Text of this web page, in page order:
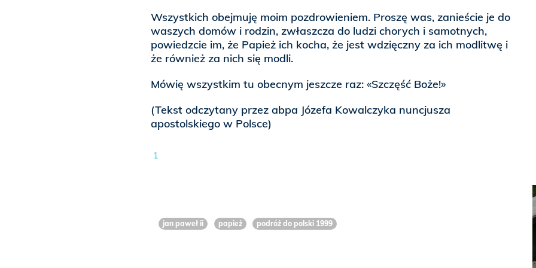
Wszystkich obejmuję moim pozdrowieniem. Proszę was, zanieście je do
waszych domów i rodzin, zwłaszcza do ludzi chorych i samotnych,
powiedzcie im, że Papież ich kocha, że jest wdzięczny za ich modlitwę i
że również za nich się modli.
Mówię wszystkim tu obecnym jeszcze raz: «Szczęść Boże!»
(Tekst odczytany przez abpa Józefa Kowalczyka nuncjusza
apostolskiego w Polsce)
1
jan paweł ii papież podróż do polski 1999